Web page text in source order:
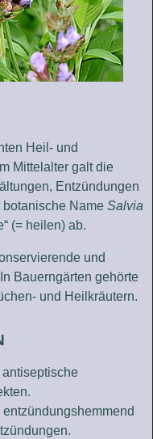
Heil- und
Mittelalter galt die
Entzündungen
Name Salvia
(= heilen) ab.
und
Bauerngärten gehörte
und Heilkräutern.
antiseptische
entzündungshemmend